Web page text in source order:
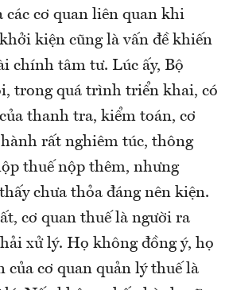
các cơ quan liên quan khi
kiện cũng là vấn đề khiến
chính tâm tư. Lúc ấy, Bộ
trong quá trình triển khai, có
thanh tra, kiểm toán, cơ
rất nghiêm túc, thông
thuế nộp thêm, nhưng
chưa thỏa đáng nên kiện.
cơ quan thuế là người ra
xử lý. Họ không đồng ý, họ
của cơ quan quản lý thuế là